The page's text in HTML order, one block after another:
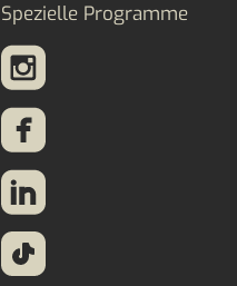
Spezielle Programme